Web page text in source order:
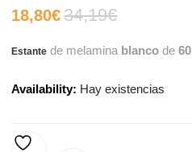
18,80€El
precio
actual
34,19€El
precio
original
Estante de melamina blanco de
Availability: Hay existencias